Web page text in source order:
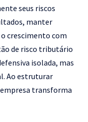
seus riscos
manter
crescimento com
de risco tributário
isolada, mas
Ao estruturar
transforma